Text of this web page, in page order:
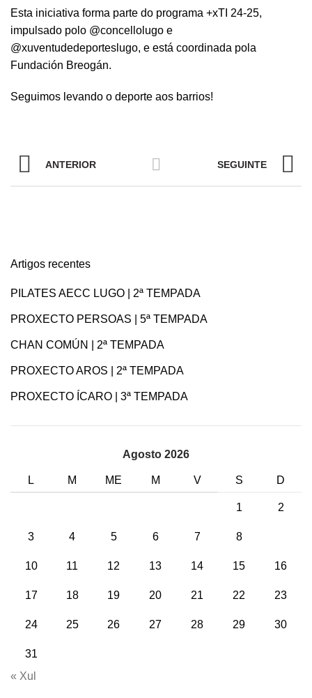
Esta iniciativa forma parte do programa +xTI 24-25,
impulsado polo @concellolugo e
@xuventudedeporteslugo, e está coordinada pola
Fundación Breogán.
Seguimos levando o deporte aos barrios!
ANTERIOR SEGUINTE
Artigos recentes
PILATES AECC LUGO | 2ª TEMPADA
PROXECTO PERSOAS | 5ª TEMPADA
CHAN COMÚN | 2ª TEMPADA
PROXECTO AROS | 2ª TEMPADA
PROXECTO ÍCARO | 3ª TEMPADA
Agosto 2026
L M ME M V S D
1 2
3 4 5 6 7 8
10 11 12 13 14 15 16
17 18 19 20 21 22 23
24 25 26 27 28 29 30
31
« Xul